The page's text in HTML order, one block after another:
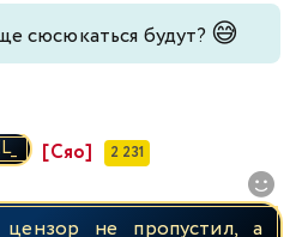
сюсюкаться будут? 😅
[Сяо] 2 231
цензор не пропустил, а